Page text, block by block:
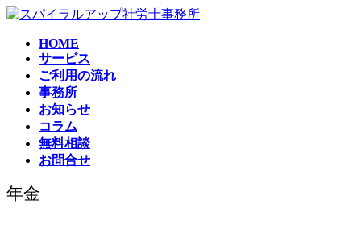
コ
ナ
HOME
サービス
ご利用の流れ
事務所
お知らせ
コラム
無料相談
お問合せ
年金